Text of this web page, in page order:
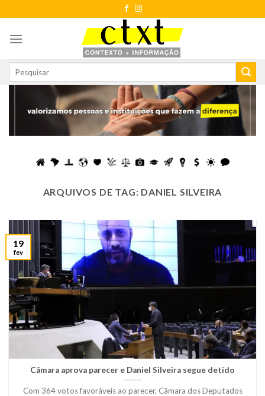
to
content
ARQUIVOS DE TAG: DANIEL SILVEIRA
Câmara aprova parecer e Daniel Silveira segue detido
Com 364 votos favoráveis ao parecer, Câmara dos Deputados
19
fev